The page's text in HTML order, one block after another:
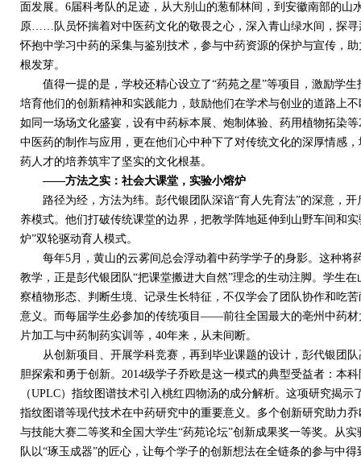
面发展。 6届科考队的足迹，从大别山的葱郁林间，到安徽南部的
原……队员怀揣着对中医药文化的敬畏之心，深入青山绿水间，探
怀抱中学习中药的采集与鉴别技术，参与中药资源的保护与宣传，
根发芽。
值得一提的是，学校还精心设立了“药苑之星”等项目，激励学生
培育他们的创新精神和实践能力，鼓励他们在学术与创业的道路上
如同一场场文化盛宴，设有中药标本展、炮制体验、药用植物拓染等
中医药的制作与应用，更在他们心中种下了对传统文化的深厚情感
药人才的培养筑牢了坚实的文化根基。
——方法之实： 社会大课堂，实验小熔炉
路径为经，方法为纬。彭代银团队深谙“育人先育法”的深意，开
养模式。他们打破传统课堂的边界，把教学阵地延伸到山野车间和
炉”双轮驱动育人模式。
每年5月，黄山的云雾间总会浮动着中药学学子的身影。这种
教学，正是彭代银团队“把课堂搬进大自然”理念的生动注脚。学生
察植物形态、判断生境、记录生长特征，不仅学会了团队协作和吃
意义。而每届学生必参加的传统项目——前往全国最大的亳州中药
片加工与中药制药实训等， 40年来，从未间断。
从创新项目、开展学科竞赛，再到毕业课题的设计，彭代银团队
胆探索和勇于创新。 2014级学子乔欧是这一模式的典型受益者：本
（UPLC）指纹图谱技术引入桃红四物汤的成分解析。这项研究揭
指纹图谱等现代技术在中药研究中的重要意义。多个创新研究助力
与技能大赛二等奖和全国大学生“药苑论坛”创新成果奖一等奖。从
队以“琢玉成器”的匠心，让每个学子的创新想法在全链条的参与中得